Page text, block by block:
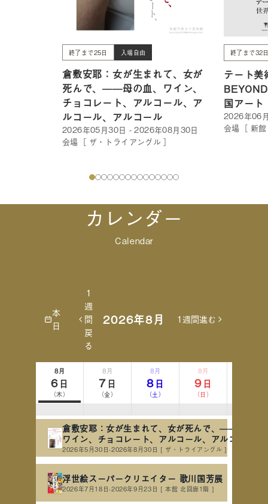
終了まで25日 入場自由
倉敷安耶：女が生まれて、女が
死んで、——母の血、ワイン、
チョコレート、アルコール、ア
ルコール、アルコール
2026年05月30日 - 2026年08月30日
会場［ ザ・トライアングル ］
終了まで32
テート
国アート
2026年06
会場［ 新
カレンダー
本
日
1
週
間
戻
る
2026年8月 1週間進む
8月
6 日
（木）
8月
7 日
（金）
8月
8 日
（土）
8月
9 日
（日）
倉敷安耶：女が生まれて、女が死んで、——母の血
ワイン、チョコレート、アルコール、アルコール、
ルコール
2026年5月30日-2026年8月30日 [ ザ・トライアングル ]
浮世絵スーパークリエイター 歌川国芳展
2026年7月18日-2026年9月23日 [ 本館 北回廊1階 ]